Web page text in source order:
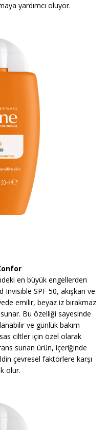
yardımcı oluyor.
en büyük engellerden
Invisible SPF 50, akışkan ve
emilir, beyaz iz bırakmaz
Bu özelliği sayesinde
ve günlük bakım
ciltler için özel olarak
sunan ürün, içeriğinde
çevresel faktörlere karşı
olur.